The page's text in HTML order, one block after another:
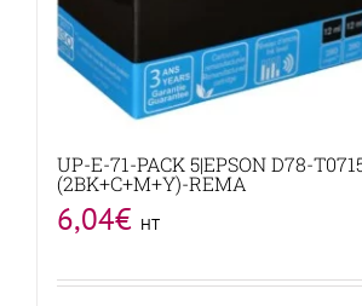
UP-E-71-PACK 5|EPSON D78-
(2BK+C+M+Y)-REMA
6,04€ HT